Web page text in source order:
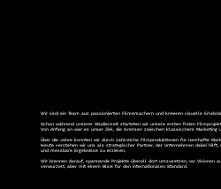
Wir sind ein Team aus passionierten Filmemachern und kreieren visuelle
Schon während unserer Studienzeit starteten wir unsere ersten freien
Von Anfang an war es unser Ziel, die Grenzen zwischen klassischem Marketing
Über die Jahre konnten wir durch zahlreiche Filmproduktionen für namhafte
Heute verstehen wir uns als strategischer Partner, der Unternehmen dabei hilft,
und messbare Ergebnisse zu erzielen.
Wir brennen darauf, spannende Projekte überall dort umzusetzen, wo Visionen
verwurzelt, aber mit einem Blick für den internationalen Standard.